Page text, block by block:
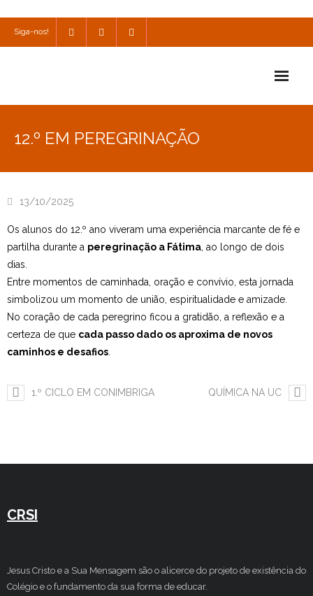
Siga-nos!
Consulta
Utilidades
Estudar no CRSI
12.º EM PEREGRINAÇÃO
13/10/2025
Os alunos do 12.º ano viveram uma experiência marcante de fé e
partilha durante a peregrinação a Fátima , ao longo de dois
dias.
Entre momentos de caminhada, oração e convívio, esta jornada
simbolizou um momento de união, espiritualidade e amizade.
No coração de cada peregrino ficou a gratidão, a reflexão e a
certeza de que cada passo dado os aproxima de novos
caminhos e desafios
1.º CICLO EM CONIMBRIGA QUÍMICA NA UC
CRSI
Jesus Cristo e a Sua Mensagem são o alicerce do projeto de existência do
Colégio e o fundamento da sua forma de educar.